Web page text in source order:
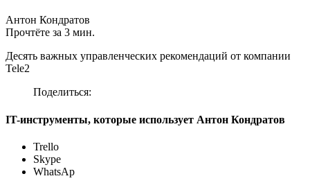
Антон Кондратов
Прочтёте за 3 мин.
Десять важных управленческих рекомендаций от компании
Tele2
Поделиться:
IT-инструменты, которые использует Антон Кондратов
Trello
Skype
WhatsAp